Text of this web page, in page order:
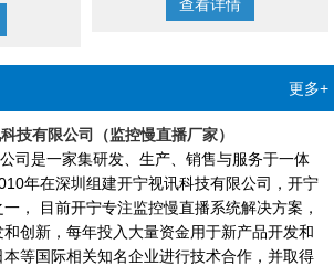
查看详情
更多+
技有限公司（监控慢直播厂家）
司是一家集研发、生产、销售与服务于一体
年在深圳组建开宁视讯科技有限公司，开宁
， 目前开宁专注监控慢直播系统解决方案，
创新，每年投入大量资金用于新产品开发和
等国际相关知名企业进行技术合作，并取得